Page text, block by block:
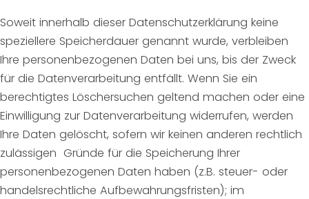
Soweit innerhalb dieser Datenschutzerklärung keine
speziellere Speicherdauer genannt wurde, verbleiben
Ihre personenbezogenen Daten bei uns, bis der Zweck
für die Datenverarbeitung entfällt. Wenn Sie ein
berechtigtes Löschersuchen geltend machen oder eine
Einwilligung zur Datenverarbeitung widerrufen, werden
Ihre Daten gelöscht, sofern wir keinen anderen rechtlich
zulässigen Gründe für die Speicherung Ihrer
personenbezogenen Daten haben (z.B. steuer- oder
handelsrechtliche Aufbewahrungsfristen); im